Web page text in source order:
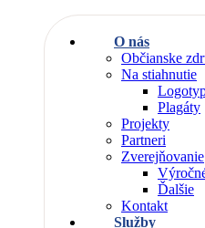
O nás
Občianske
Na stiahnutie
Plagáty
Projekty
Partneri
Zverejňovanie
Ďalšie
Kontakt
Služby